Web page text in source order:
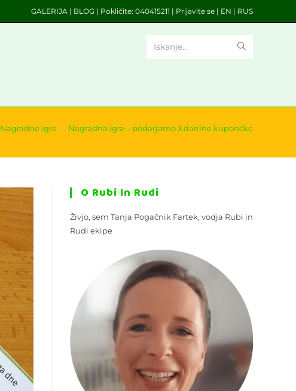
GALERIJA | BLOG | Pokličite: 040415211 | Prijavite se | EN | RUS
Iskanje...
Nagradne igre > Nagradna igra – podarjamo 3 darilne kupončke
O Rubi In Rudi
Živjo, sem Tanja Pogačnik Fartek, vodja Rubi in
Rudi ekipe